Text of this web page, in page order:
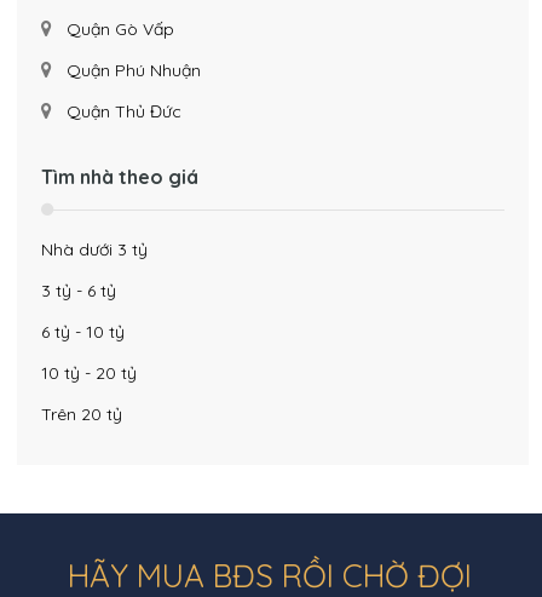
Quận Gò Vấp
Quận Phú Nhuận
Quận Thủ Đức
Tìm nhà theo giá
Nhà dưới 3 tỷ
3 tỷ - 6 tỷ
6 tỷ - 10 tỷ
10 tỷ - 20 tỷ
Trên 20 tỷ
HÃY MUA BĐS RỒI CHỜ ĐỢI